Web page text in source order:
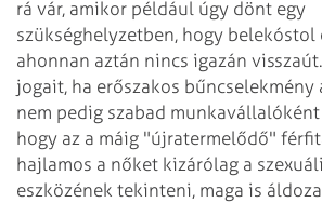
rá vár, amikor például úgy dönt egy
szükséghelyzetben, hogy belekóstol
ahonnan aztán nincs igazán
jogait, ha erőszakos bűncselekmény
nem pedig szabad munkavállalóként
hogy az a máig "újratermelődő"
hajlamos a nőket kizárólag a
eszközének tekinteni, maga is